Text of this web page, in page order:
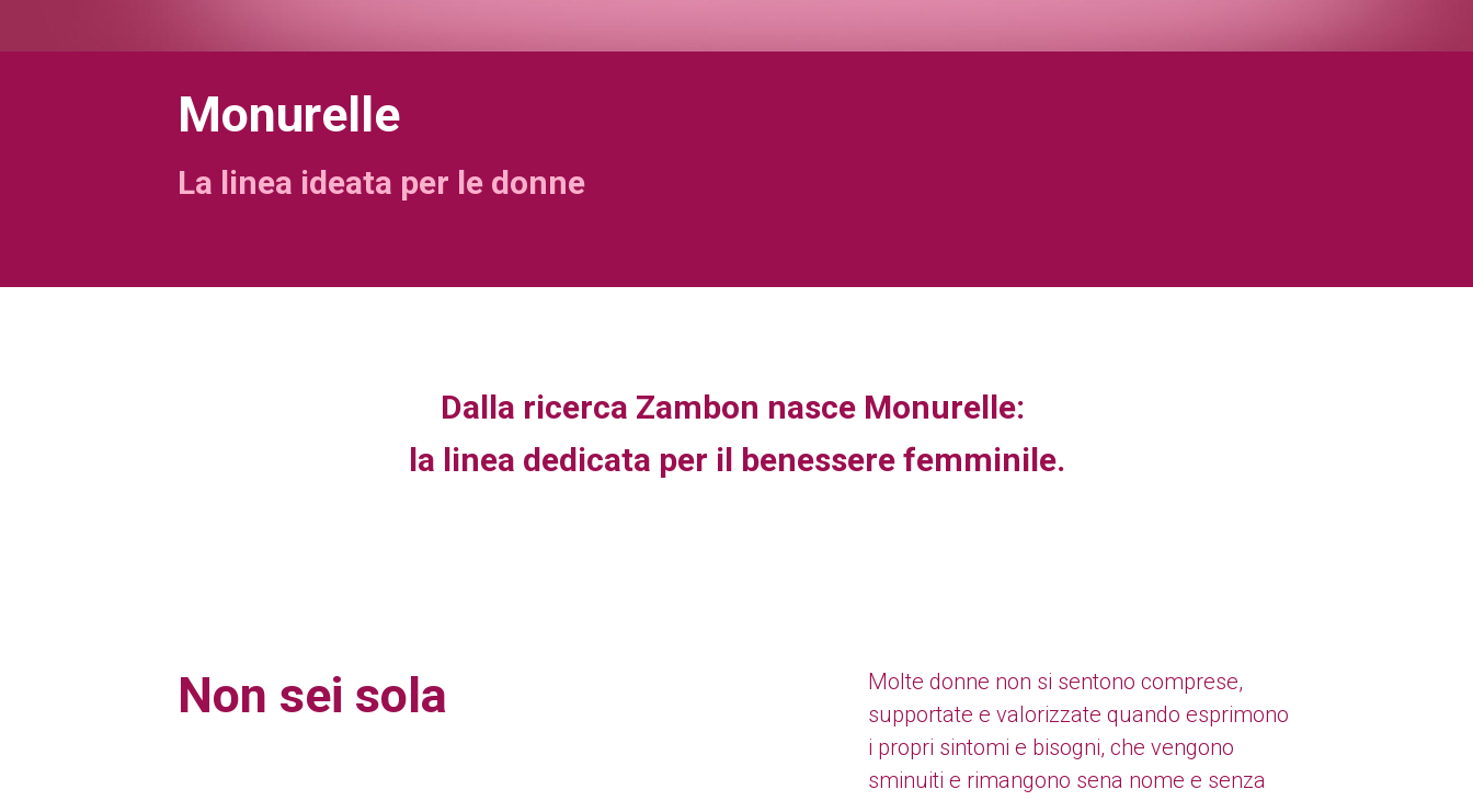
Monurelle
La linea ideata per le donne
Dalla ricerca Zambon nasce Monurelle:
la linea dedicata per il benessere femminile.
Non sei sola
Molte donne non si sentono comprese,
supportate e valorizzate quando esprimono
i propri sintomi e bisogni, che vengono
sminuiti e rimangono sena nome e senza